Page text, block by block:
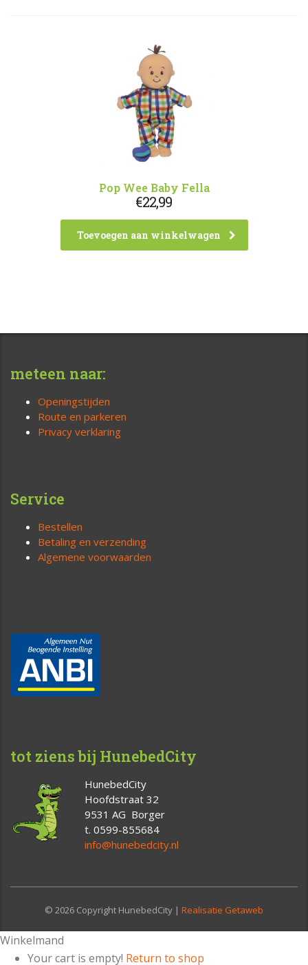
Pop Wee Baby Fella
€22,99
Toevoegen aan winkelwagen
meteen naar:
Openingstijden
Route en parkeren
Privacy verklaring
Service
Bestellen
Betaling en verzending
Algemene voorwaarden
tot ziens bij HunebedCity
HunebedCity
Hoofdstraat 32
9531 AG Borger
t. 0599-855684
info@hunebedcity.nl
© 2026 Copyright HunebedCity | Realisatie Getaweb
Winkelmand
Your cart is empty! Return to shop